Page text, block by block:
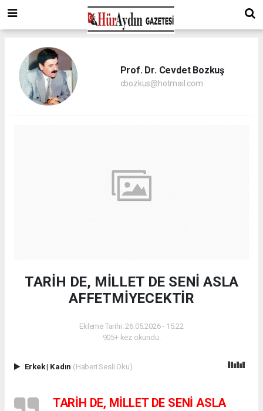
Prof. Dr. Cevdet Bozkuş
cbozkus@hotmail.com
TARİH DE, MİLLET DE SENİ ASLA
AFFETMİYECEKTİR
Ekleme Tarihi: 26.05.2026 - 15:22
905+ kez okundu.
Erkek| Kadın (Haberi Sesli Oku)
TARİH DE, MİLLET DE SENİ ASLA